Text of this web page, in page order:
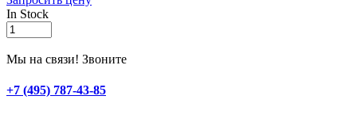
In Stock
Щетка
графитовая
(пара)
quantity
Мы на связи! Звоните
+7 (495) 787-43-85